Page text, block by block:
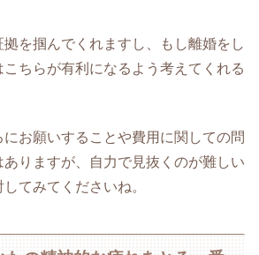
を掴んでくれますし、もし離婚をし
ちらが有利になるよう考えてくれる
お願いすることや費用に関しての問
りますが、自力で見抜くのが難しい
てみてくださいね。